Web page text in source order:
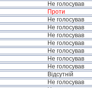
Не голосував
Проти
Не голосував
Не голосував
Не голосував
Не голосував
Не голосував
Не голосував
Не голосував
Відсутній
Не голосував